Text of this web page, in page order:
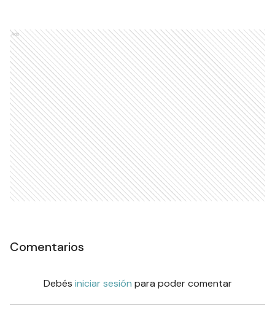
Ads
Comentarios
Debés iniciar sesión para poder comentar